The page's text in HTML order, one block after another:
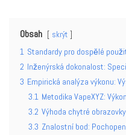
Obsah skrýt
1 Standardy pro dospělé
2 Inženýrská dokonalost:
3 Empirická analýza výkonu:
3.1 Metodika VapeXYZ:
3.2 Výhoda chytré
3.3 Znalostní bod: